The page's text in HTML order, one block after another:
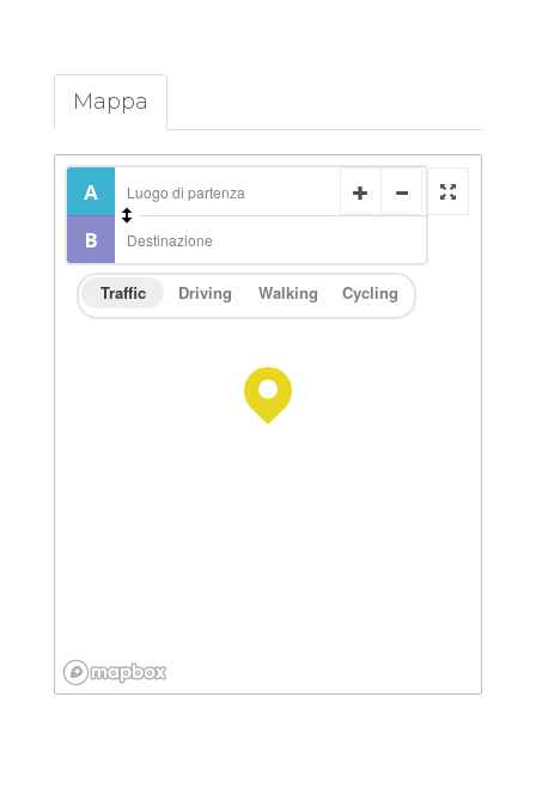
Mappa
Traffic Driving Walking Cycling